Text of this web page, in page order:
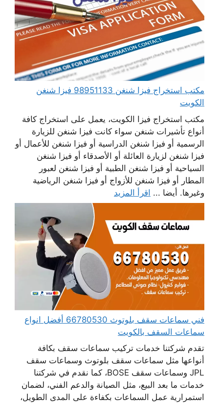
مكتب استخراج فيزا شنغن 98951133 فيزا شنغن
الكويت
مكتب استخراج فيزا الكويت، يعمل على استخراج كافة
أنواع تأشيرات شنغن سواء كانت فيزا شنغن للزيارة
الرسمية أو فيزا شنغن الدراسية أو فيزا شنغن للأعمال أو
فيزا شنغن لزيارة العائلة أو الأصدقاء أو فيزا شنغن
السياحية أو فيزا شنغن الطبية أو فيزا شنغن لعبور
المطار أو فيزا شنغن للأزواج أو فيزا شنغن الرياضية
وغيرها. أيضا ... اقرأ المزيد
فني سماعات سقف بلوتوث 66780530 أفضل انواع
سماعات السقف بالكويت
تقدم شركتنا خدمات تركيب سماعات سقف بكافة
أنواعها مثل سماعات سقف بلوتوث وسماعات سقف
JPL وسماعات سقف BOSE، كما نقدم في شركتنا
خدمات ما بعد البيع، مثل الصيانة والدعم الفني، لضمان
استمرارية عمل السماعات بكفاءة على المدى الطويل،